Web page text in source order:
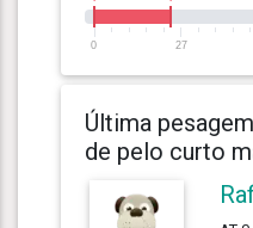
0 27
Última
de pelo curto